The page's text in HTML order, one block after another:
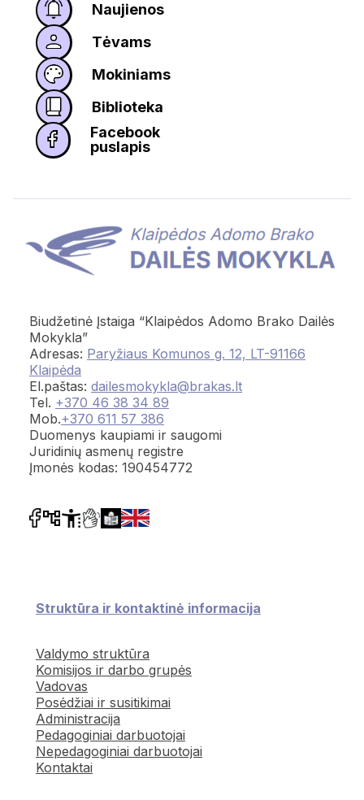
Naujienos
Tėvams
Mokiniams
Biblioteka
Facebook
puslapis
Biudžetinė Įstaiga “Klaipėdos Adomo Brako Dailės
Mokykla”
Adresas: Paryžiaus Komunos g. 12, LT-91166
Klaipėda
El.paštas: dailesmokykla@brakas.lt
Tel. +370 46 38 34 89
Mob.+370 611 57 386
Duomenys kaupiami ir saugomi
Juridinių asmenų registre
Įmonės kodas: 190454772
Struktūra ir kontaktinė informacija
Valdymo struktūra
Komisijos ir darbo grupės
Vadovas
Posėdžiai ir susitikimai
Administracija
Pedagoginiai darbuotojai
Nepedagoginiai darbuotojai
Kontaktai